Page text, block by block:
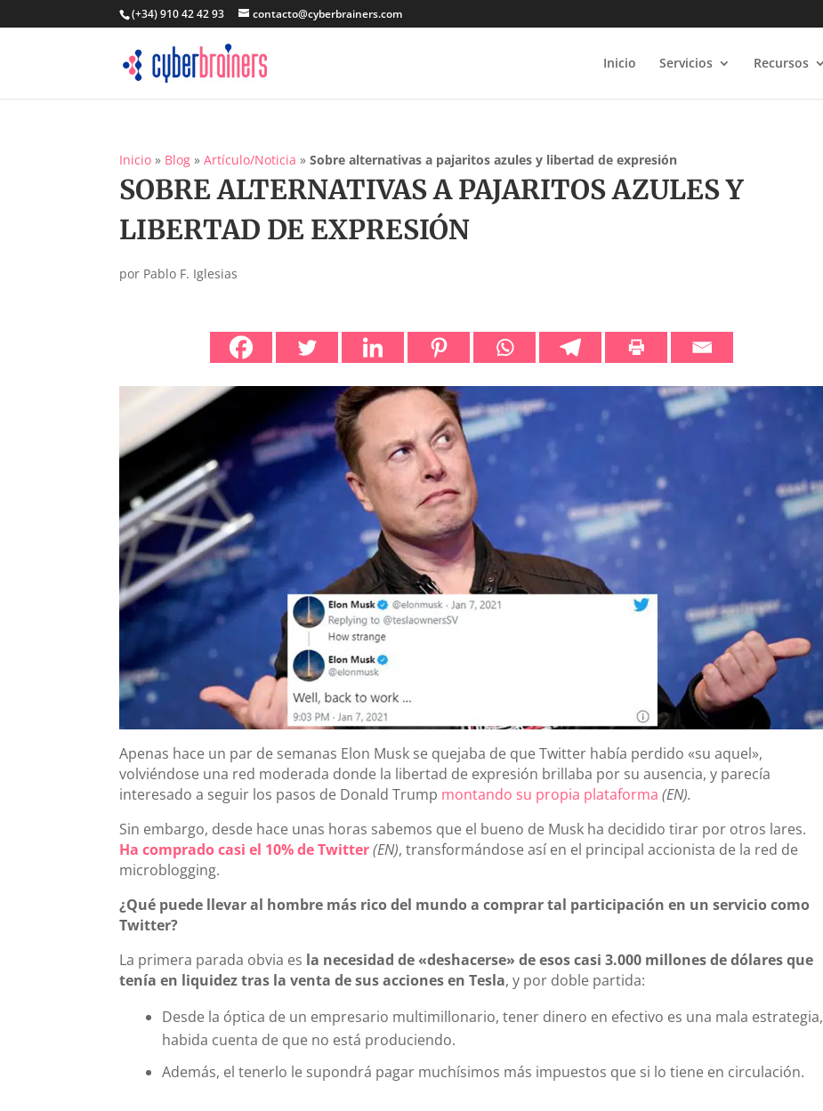
(+34) 910 42 42 93 contacto@cyberbrainers.com
Inicio Servicios Recursos
Inicio » Blog »Artículo/Noticia »Sobre alternativas a pajaritos azules y libertad de expresión
SOBRE ALTERNATIVAS A PAJARITOS AZULES Y
LIBERTAD DE EXPRESIÓN
por Pablo F. Iglesias
Apenas hace un par de semanas Elon Musk se quejaba de que Twitter había perdido «su aquel»,
volviéndose una red moderada donde la libertad de expresión brillaba por su ausencia, y parecía
interesado a seguir los pasos de Donald Trump montando su propia plataforma (EN).
Sin embargo, desde hace unas horas sabemos que el bueno de Musk ha decidido tirar por otros lares.
Ha comprado casi el 10% de Twitter(EN), transformándose así en el principal accionista de la red de
microblogging.
¿Qué puede llevar al hombre más rico del mundo a comprar tal participación en un servicio como
Twitter?
La primera parada obvia es la necesidad de «deshacerse» de esos casi 3.000 millones de dólares que
tenía en liquidez tras la venta de sus acciones en Tesla, y por doble partida:
Desde la óptica de un empresario multimillonario, tener dinero en efectivo es una mala estrategia,
habida cuenta de que no está produciendo.
Además, el tenerlo le supondrá pagar muchísimos más impuestos que si lo tiene en circulación.